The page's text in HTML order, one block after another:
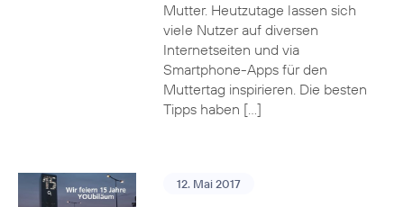
Mutter. Heutzutage lassen sich
viele Nutzer auf diversen
Internetseiten und via
Smartphone-Apps für den
Muttertag inspirieren. Die besten
Tipps haben […]
12. Mai 2017